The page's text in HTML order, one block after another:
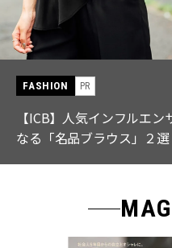
FASHION PR
【ICB】人気インフルエ
なる「名品ブラウス」２選